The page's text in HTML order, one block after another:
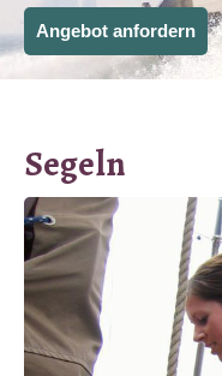
Angebot anfordern
Segeln